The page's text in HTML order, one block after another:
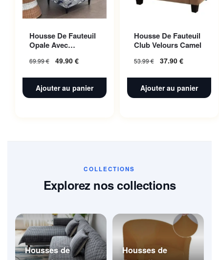
Housse De Fauteuil
Opale Avec
Extensible |
69.99€ 49.90 €
Ajouter au panier
Housse De Fauteuil
Club Velours Camel
53.99€ 37.90 €
Ajouter au panier
COLLECTIONS
Explorez nos collections
Housses de
Housses de